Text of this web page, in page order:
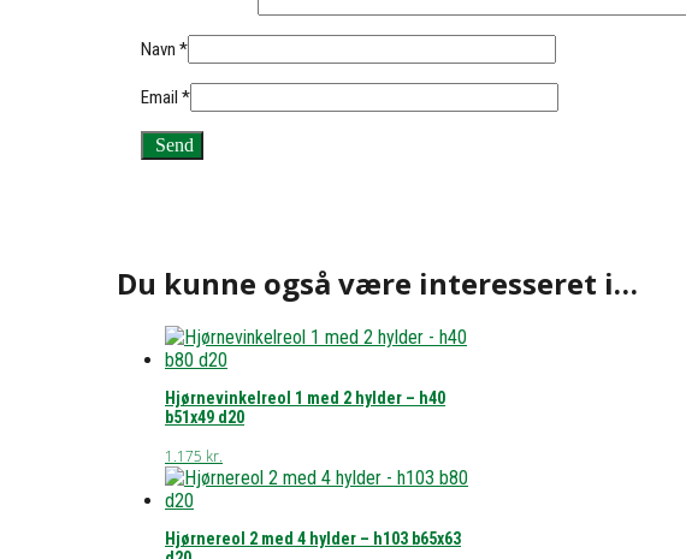
Navn *
Email *
Du kunne også være interesseret i…
Hjørnevinkelreol 1 med 2 hylder – h40
b51x49 d20
1.175 kr.
Hjørnereol 2 med 4 hylder – h103 b65x63